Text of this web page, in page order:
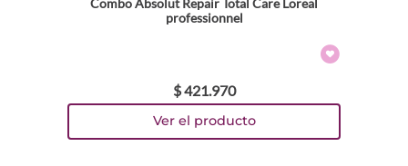
professionnel
$421.970